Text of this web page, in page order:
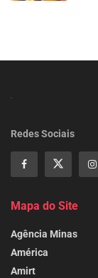
Redes Sociais
Mapa do Site
Agência Minas
América
Amirt